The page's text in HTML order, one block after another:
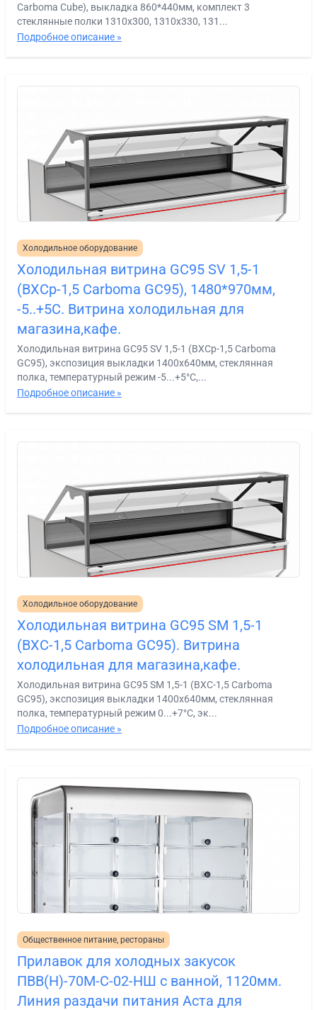
Carboma Cube), выкладка 860*440мм, комплект 3
стеклянные полки 1310х300, 1310х330, 131...
Подробное описание »
Холодильное оборудование
Холодильная витрина GC95 SV 1,5-1
(ВХСр-1,5 Carboma GC95), 1480*970мм,
-5..+5С. Витрина холодильная для
магазина,кафе.
Холодильная витрина GC95 SV 1,5-1 (ВХСр-1,5 Carboma
GC95), экспозиция выкладки 1400х640мм, стеклянная
полка, температурный режим -5...+5°С,...
Подробное описание »
Холодильное оборудование
Холодильная витрина GC95 SM 1,5-1
(ВХС-1,5 Carboma GC95). Витрина
холодильная для магазина,кафе.
Холодильная витрина GC95 SM 1,5-1 (ВХС-1,5 Carboma
GC95), экспозиция выкладки 1400х640мм, стеклянная
полка, температурный режим 0...+7°С, эк...
Подробное описание »
Общественное питание, рестораны
Прилавок для холодных закусок
ПВВ(Н)-70М-С-02-НШ с ванной, 1120мм.
Линия раздачи питания Аста для